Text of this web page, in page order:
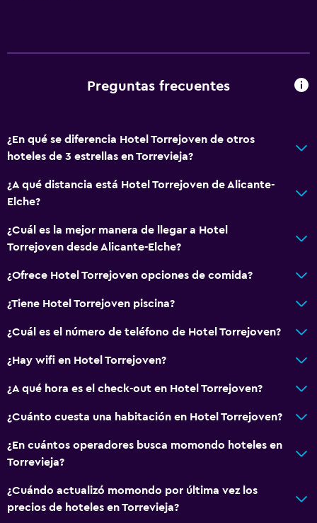
Preguntas frecuentes
¿En qué se diferencia Hotel Torrejoven de otros
hoteles de 3 estrellas en Torrevieja?
¿A qué distancia está Hotel Torrejoven de Alicante-
Elche?
¿Cuál es la mejor manera de llegar a Hotel
Torrejoven desde Alicante-Elche?
¿Ofrece Hotel Torrejoven opciones de comida?
¿Tiene Hotel Torrejoven piscina?
¿Cuál es el número de teléfono de Hotel Torrejoven?
¿Hay wifi en Hotel Torrejoven?
¿A qué hora es el check-out en Hotel Torrejoven?
¿Cuánto cuesta una habitación en Hotel Torrejoven?
¿En cuántos operadores busca momondo hoteles en
Torrevieja?
¿Cuándo actualizó momondo por última vez los
precios de hoteles en Torrevieja?